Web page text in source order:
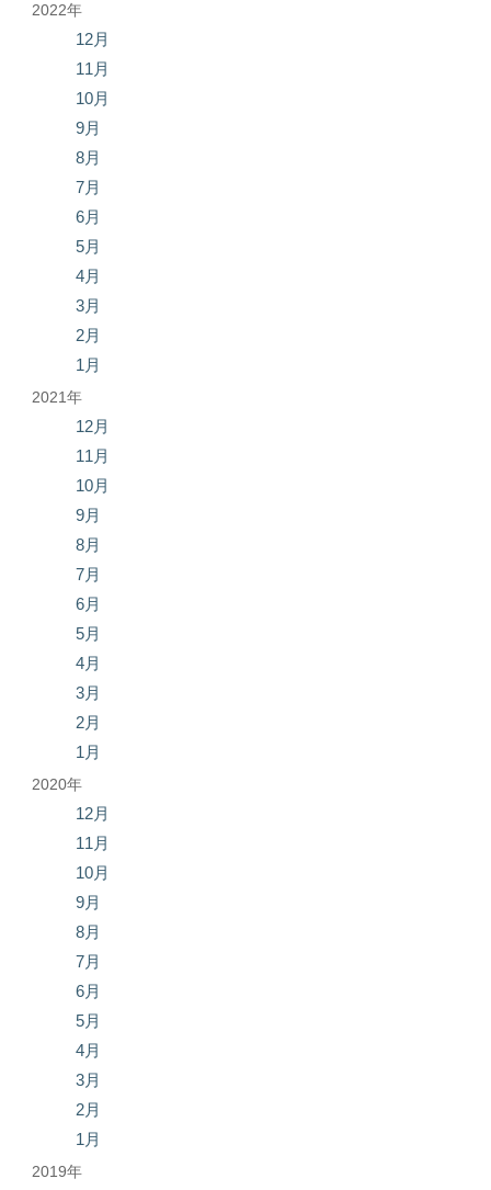
2022年
12月
11月
10月
9月
8月
7月
6月
5月
4月
3月
2月
1月
2021年
12月
11月
10月
9月
8月
7月
6月
5月
4月
3月
2月
1月
2020年
12月
11月
10月
9月
8月
7月
6月
5月
4月
3月
2月
1月
2019年